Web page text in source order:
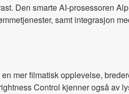
Den smarte AI-prosessoren
samt integrasjon
mer filmatisk opplevelse,
Control kjenner også av